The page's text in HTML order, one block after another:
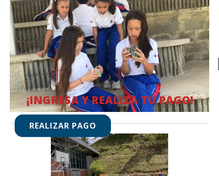
¡INGRESA Y REALIZA TU PAGO!
REALIZAR PAGO